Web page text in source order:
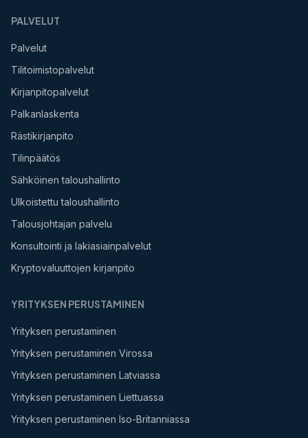
PALVELUT
Palvelut
Tilitoimistopalvelut
Kirjanpitopalvelut
Palkanlaskenta
Rästikirjanpito
Tilinpäätös
Sähköinen taloushallinto
Ulkoistettu taloushallinto
Talousjohtajan palvelu
Konsultointi ja lakiasiainpalvelut
Kryptovaluuttojen kirjanpito
YRITYKSEN PERUSTAMINEN
Yrityksen perustaminen
Yrityksen perustaminen Virossa
Yrityksen perustaminen Latviassa
Yrityksen perustaminen Liettuassa
Yrityksen perustaminen Iso-Britanniassa